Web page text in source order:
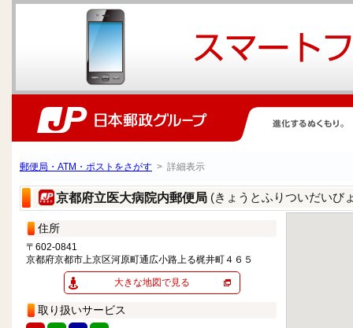
郵便局・ATM・ポストをさがす > 詳細表示
京都府立医大病院内郵便局 (きょうとふりついだいび
住所
〒602-0841
京都府京都市上京区河原町通広小路上る梶井町４６５
大きな地図で見る
取り扱いサービス